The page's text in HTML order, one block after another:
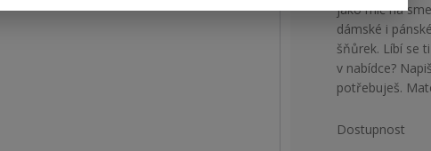
jako míč na
dámské i
šňůrek. Líbí se
v nabídce?
potřebuješ.
Dostupnost